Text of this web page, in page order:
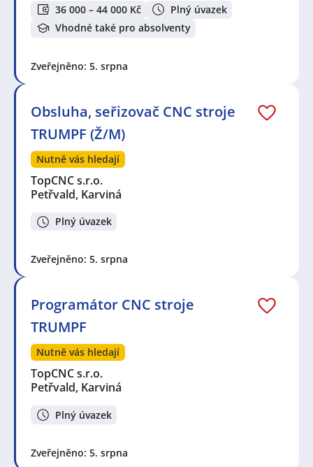
36 000 – 44 000 Kč
Plný úvazek
Vhodné také pro absolventy
Zveřejněno: 5. srpna
Obsluha, seřizovač CNC stroje
TRUMPF (Ž/M)
Nutně vás hledají
TopCNC s.r.o.
Petřvald, Karviná
Plný úvazek
Zveřejněno: 5. srpna
Programátor CNC stroje
TRUMPF
Nutně vás hledají
TopCNC s.r.o.
Petřvald, Karviná
Plný úvazek
Zveřejněno: 5. srpna